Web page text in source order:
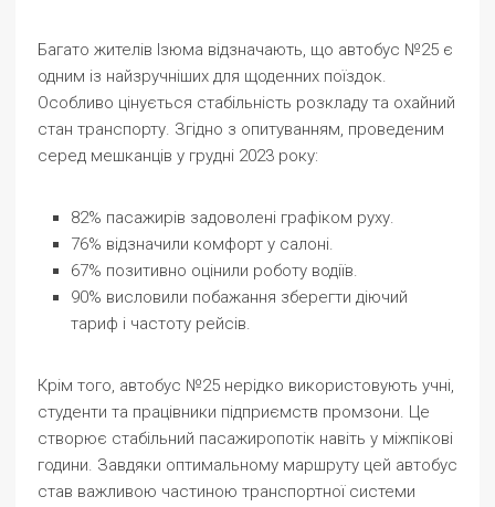
Багато жителів Ізюма відзначають, що автобус №25 є
одним із найзручніших для щоденних поїздок.
Особливо цінується стабільність розкладу та охайний
стан транспорту. Згідно з опитуванням, проведеним
серед мешканців у грудні 2023 року:
82% пасажирів задоволені графіком руху.
76% відзначили комфорт у салоні.
67% позитивно оцінили роботу водіїв.
90% висловили побажання зберегти діючий
тариф і частоту рейсів.
Крім того, автобус №25 нерідко використовують учні,
студенти та працівники підприємств промзони. Це
створює стабільний пасажиропотік навіть у міжпікові
години. Завдяки оптимальному маршруту цей автобус
став важливою частиною транспортної системи